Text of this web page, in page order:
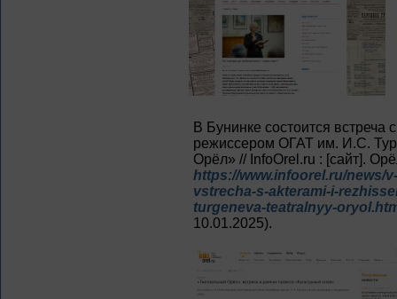
В Бунинке состоится встреча
режиссером ОГАТ им. И.С.
Орёл» // InfoOrel.ru : [сайт].
https://www.infoorel.ru/news/
vstrecha-s-akterami-i-
turgeneva-teatralnyy-
10.01.2025).